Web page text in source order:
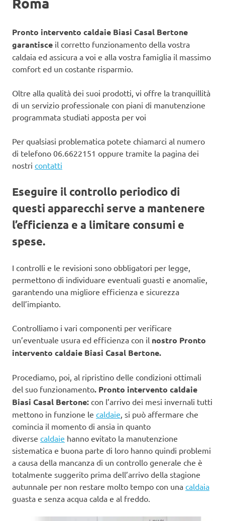
Pronto intervento caldaie Biasi Casal Bertone
garantisce il corretto funzionamento della vostra
caldaia ed assicura a voi e alla vostra famiglia il massimo
comfort ed un costante risparmio.
Oltre alla qualità dei suoi prodotti, vi offre la tranquillità
di un servizio professionale con piani di manutenzione
programmata studiati apposta per voi
Per qualsiasi problematica potete chiamarci al numero
di telefono 06.6622151 oppure tramite la pagina dei
nostri contatti
Eseguire il controllo periodico di
questi apparecchi serve a mantenere
l’efficienza e a limitare consumi e
spese.
I controlli e le revisioni sono obbligatori per legge,
permettono di individuare eventuali guasti e anomalie,
garantendo una migliore efficienza e sicurezza
dell’impianto.
Controlliamo i vari componenti per verificare
un’eventuale usura ed efficienza con il nostro Pronto
intervento caldaie Biasi Casal Bertone.
Procediamo, poi, al ripristino delle condizioni ottimali
del suo funzionamento. Pronto intervento caldaie
Biasi Casal Bertone: con l’arrivo dei mesi invernali tutti
mettono in funzione le caldaie , si può affermare che
comincia il momento di ansia in quanto
diverse caldaie hanno evitato la manutenzione
sistematica e buona parte di loro hanno quindi problemi
a causa della mancanza di un controllo generale che è
totalmente suggerito prima dell’arrivo della stagione
autunnale per non restare molto tempo con una caldaia
guasta e senza acqua calda e al freddo.